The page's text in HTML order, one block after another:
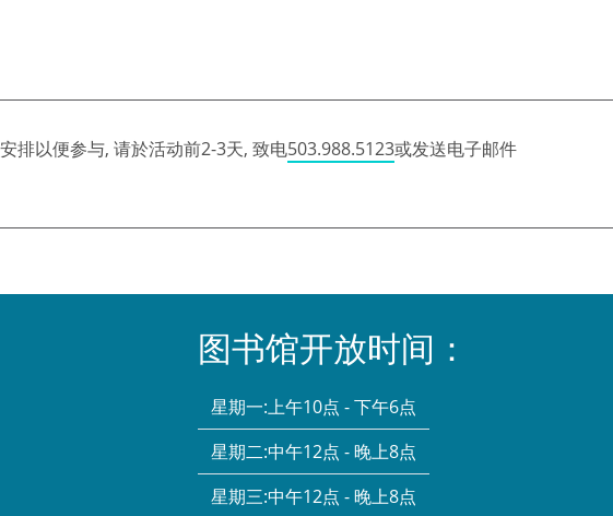
排以便参与, 请於活动前2-3天, 致电503.988.5123或发送电子邮件
图书馆开放时间：
星期一:上午10点 - 下午6点
星期二:中午12点 - 晚上8点
星期三:中午12点 - 晚上8点